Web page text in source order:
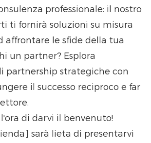
professionale: il nostro
ti fornirà soluzioni su misura
affrontare le sfide della tua
un partner? Esplora
partnership strategiche con
il successo reciproco e far
di darvi il benvenuto!
sarà lieta di presentarvi